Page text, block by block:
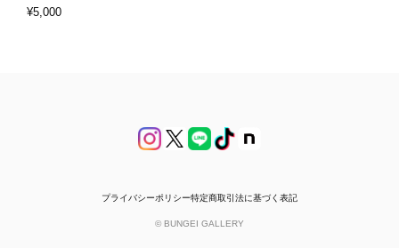
¥5,000
プライバシーポリシー特定商取引法に基づく表記
© BUNGEI GALLERY